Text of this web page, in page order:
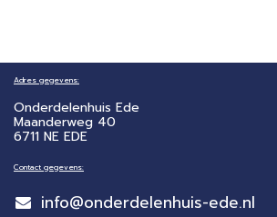
Adres gegevens:
Onderdelenhuis Ede
Maanderweg 40
6711 NE EDE
Contact gegevens:
info@onderdelenhuis-ede.nl